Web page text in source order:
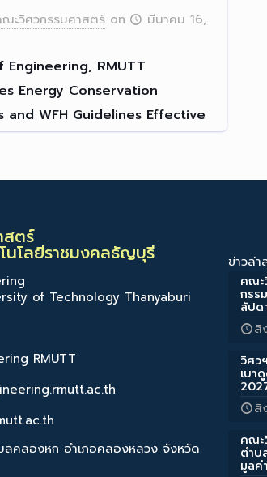
ะวิศวกรรมศาสตร์ on
มีนาคม 16,
Engineering, RMUTT
Energy Conservation
and WFH Guidelines Effective
สตร์
นโลยีราชมงคลธัญบุรี
of Technology Thanyaburi
RMUTT
คลองหก อำเภอคลองหลวง จังหวัด
ข่าวล่า
คณะ
กรร
สัปด
สิ
วิศว
เบา
สิ
คณะ
ตำบ
มูลค่า